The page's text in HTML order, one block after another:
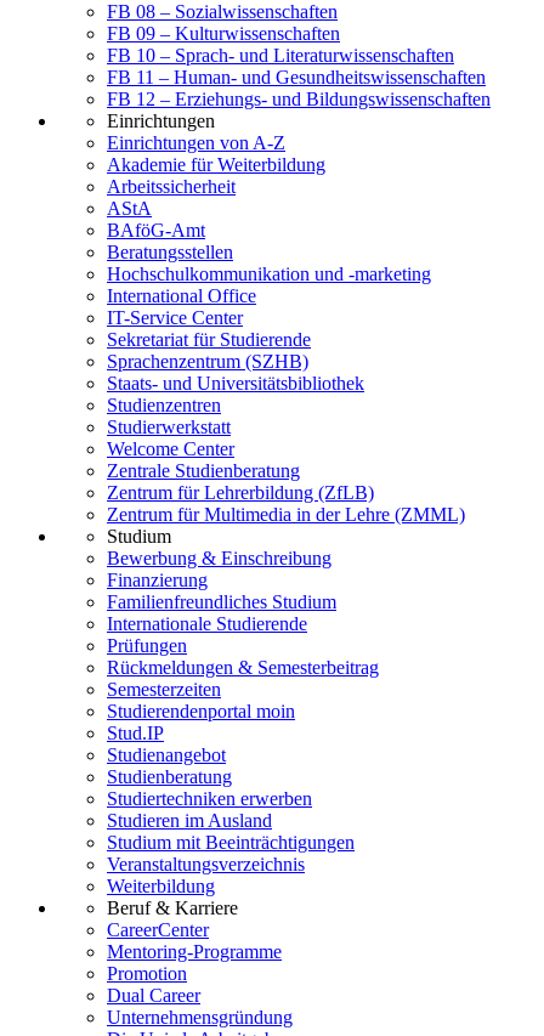
FB 08 – Sozialwissenschaften
FB 09 – Kulturwissenschaften
FB 10 – Sprach- und Literaturwissenschaften
FB 11 – Human- und Gesundheitswissenschaften
FB 12 – Erziehungs- und Bildungswissenschaften
Einrichtungen
Einrichtungen von A-Z
Akademie für Weiterbildung
Arbeitssicherheit
AStA
BAföG-Amt
Beratungsstellen
Hochschulkommunikation und -marketing
International Office
IT-Service Center
Sekretariat für Studierende
Sprachenzentrum (SZHB)
Staats- und Universitätsbibliothek
Studienzentren
Studierwerkstatt
Welcome Center
Zentrale Studienberatung
Zentrum für Lehrerbildung (ZfLB)
Zentrum für Multimedia in der Lehre (ZMML)
Studium
Bewerbung & Einschreibung
Finanzierung
Familienfreundliches Studium
Internationale Studierende
Prüfungen
Rückmeldungen & Semesterbeitrag
Semesterzeiten
Studierendenportal moin
Stud.IP
Studienangebot
Studienberatung
Studiertechniken erwerben
Studieren im Ausland
Studium mit Beeinträchtigungen
Veranstaltungsverzeichnis
Weiterbildung
Beruf & Karriere
CareerCenter
Mentoring-Programme
Promotion
Dual Career
Unternehmensgründung